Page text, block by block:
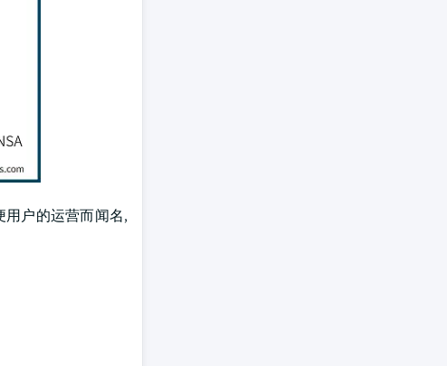
用户的运营而闻名,